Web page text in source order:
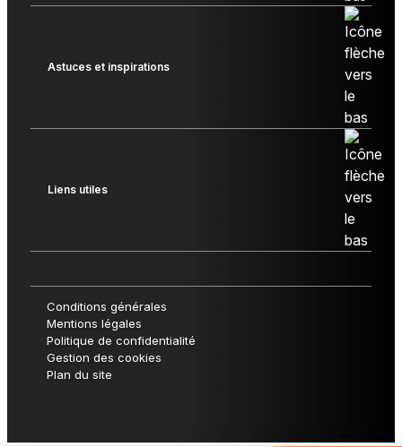
Astuces et inspirations
Liens utiles
Conditions générales
Mentions légales
Politique de confidentialité
Gestion des cookies
Plan du site